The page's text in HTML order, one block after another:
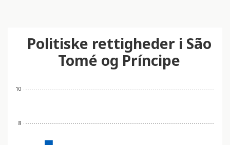
8
10
Politiske rettigheder i São
Tomé og Príncipe